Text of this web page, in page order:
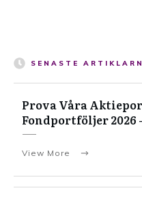
SENASTE
Prova Våra
Fondportföljer 2026
View More